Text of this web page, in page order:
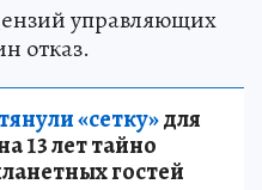
управляющих
отказ.
«сетку»для
13 лет тайно
гостей